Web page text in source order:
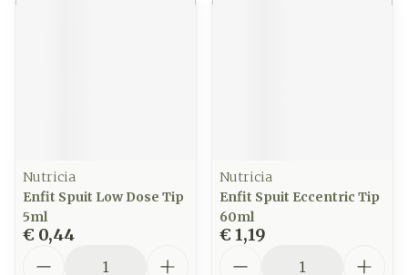
Nutricia
Enfit Spuit Low Dose Tip
5ml
€ 0,44
Nutricia
Enfit Spuit Eccentric Tip
60ml
€ 1,19